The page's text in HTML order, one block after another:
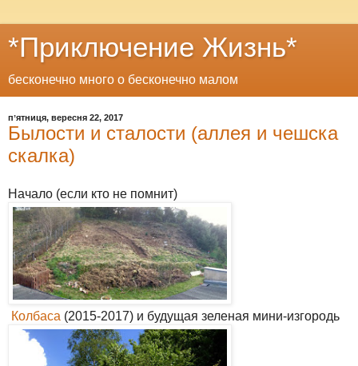
*Приключение Жизнь*
бесконечно много о бесконечно малом
пʼятниця, вересня 22, 2017
Былости и сталости (аллея и чешска
скалка)
Начало (если кто не помнит)
Колбаса (2015-2017) и будущая зеленая мини-изгородь